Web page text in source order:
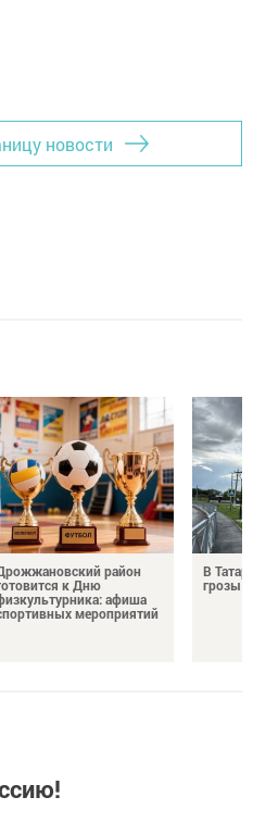
новости
район
к Дню
афиша
мероприятий
В
грозы